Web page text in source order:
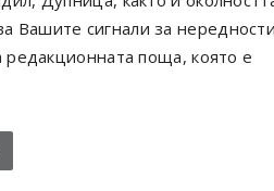
Вашите сигнали за
редакционната поща, която е